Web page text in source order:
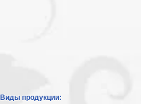
Виды продукции: